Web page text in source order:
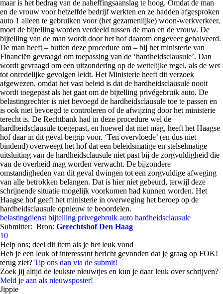
maar is het bedrag van de naheffingsaanslag te hoog. Omdat de man
en de vrouw voor hetzelfde bedrijf werkten en ze hadden afgesproken
auto 1 alleen te gebruiken voor (het gezamenlijke) woon-werkverkeer,
moet de bijtelling worden verdeeld tussen de man en de vrouw. De
bijtelling van de man wordt door het hof daarom ongeveer gehalveerd.
De man heeft – buiten deze procedure om – bij het ministerie van
Financiën gevraagd om toepassing van de ‘hardheidsclausule’. Dan
wordt gevraagd om een uitzondering op de wettelijke regel, als de wet
tot onredelijke gevolgen leidt. Het Ministerie heeft dit verzoek
afgewezen, omdat het vast beleid is dat de hardheidsclausule nooit
wordt toegepast als het gaat om de bijtelling privégebruik auto. De
belastingrechter is niet bevoegd de hardheidsclausule toe te passen en
is ook niet bevoegd te controleren of de afwijzing door het ministerie
terecht is. De Rechtbank had in deze procedure wel de
hardheidsclausule toegepast, en hoewel dat niet mag, heeft het Haagse
hof daar in dit geval begrip voor. ‘Ten overvloede’ (en dus niet
bindend) overweegt het hof dat een beleidsmatige en stelselmatige
uitsluiting van de hardheidsclausule niet past bij de zorgvuldigheid die
van de overheid mag worden verwacht. De bijzondere
omstandigheden van dit geval dwingen tot een zorgvuldige afweging
van alle betrokken belangen. Dat is hier niet gebeurd, terwijl deze
schrijnende situatie mogelijk voorkomen had kunnen worden. Het
Haagse hof geeft het ministerie in overweging het beroep op de
hardheidsclausule opnieuw te beoordelen.
belastingdienst bijtelling privegebruik auto hardheidsclausule
Submitter: Bron: Gerechtshof Den Haag
10
Help ons; deel dit item als je het leuk vond
Heb je een leuk of interessant bericht gevonden dat je graag op FOK!
terug ziet? Tip ons dan via de submit!
Zoek jij altijd de leukste nieuwtjes en kun je daar leuk over schrijven?
Meld je aan als nieuwsposter!
Jippie